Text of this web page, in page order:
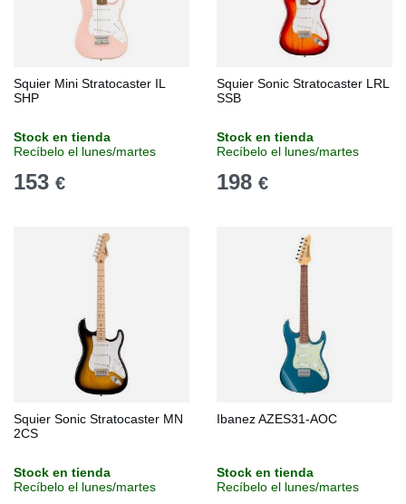
Squier Mini Stratocaster IL
SHP
Stock en tienda
Recíbelo el lunes/martes
153 €
Squier Sonic Stratocaster LRL
SSB
Stock en tienda
Recíbelo el lunes/martes
198 €
Squier Sonic Stratocaster MN
2CS
Stock en tienda
Recíbelo el lunes/martes
Ibanez AZES31-AOC
Stock en tienda
Recíbelo el lunes/martes